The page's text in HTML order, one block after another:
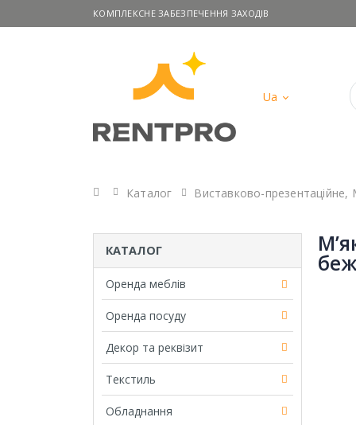
КОМПЛЕКСНЕ ЗАБЕЗПЕЧЕННЯ ЗАХОДІВ
Ua
Головна
Каталог Виставково-презентаційне,
КАТАЛОГ
Оренда меблів
Оренда посуду
Декор та реквізит
Текстиль
Обладнання